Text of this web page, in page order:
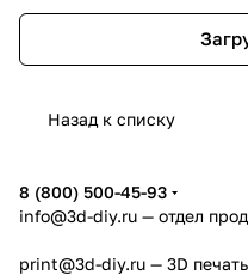
Назад к списку
8 (800) 500-45-93
info@3d-diy.ru — отдел
print@3d-diy.ru — 3D